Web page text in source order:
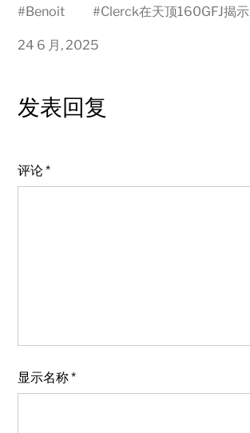
#Benoit #Clerck在天顶160GFJ揭示
24 6 月, 2025
发表回复
评论*
显示名称*